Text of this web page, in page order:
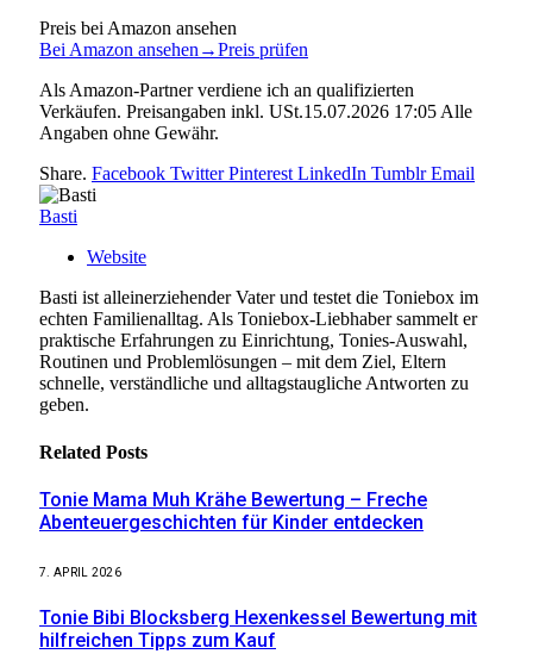
Preis bei Amazon ansehen
Bei Amazon ansehen→Preis prüfen
Als Amazon-Partner verdiene ich an qualifizierten
Verkäufen. Preisangaben inkl. USt.15.07.2026 17:05 Alle
Angaben ohne Gewähr.
Share. Facebook Twitter Pinterest LinkedIn Tumblr Email
Basti
Website
Basti ist alleinerziehender Vater und testet die Toniebox im
echten Familienalltag. Als Toniebox-Liebhaber sammelt er
praktische Erfahrungen zu Einrichtung, Tonies-Auswahl,
Routinen und Problemlösungen – mit dem Ziel, Eltern
schnelle, verständliche und alltagstaugliche Antworten zu
geben.
Related Posts
Tonie Mama Muh Krähe Bewertung – Freche
Abenteuergeschichten für Kinder entdecken
7. APRIL 2026
Tonie Bibi Blocksberg Hexenkessel Bewertung mit
hilfreichen Tipps zum Kauf